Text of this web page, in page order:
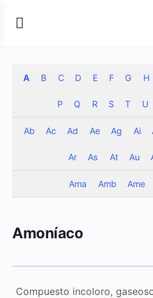
A B C D E F G H
P Q R S T U
Ab Ac Ad Ae Ag Ai
Ar As At Au
Ama Amb Ame
Amoníaco
Compuesto incoloro,